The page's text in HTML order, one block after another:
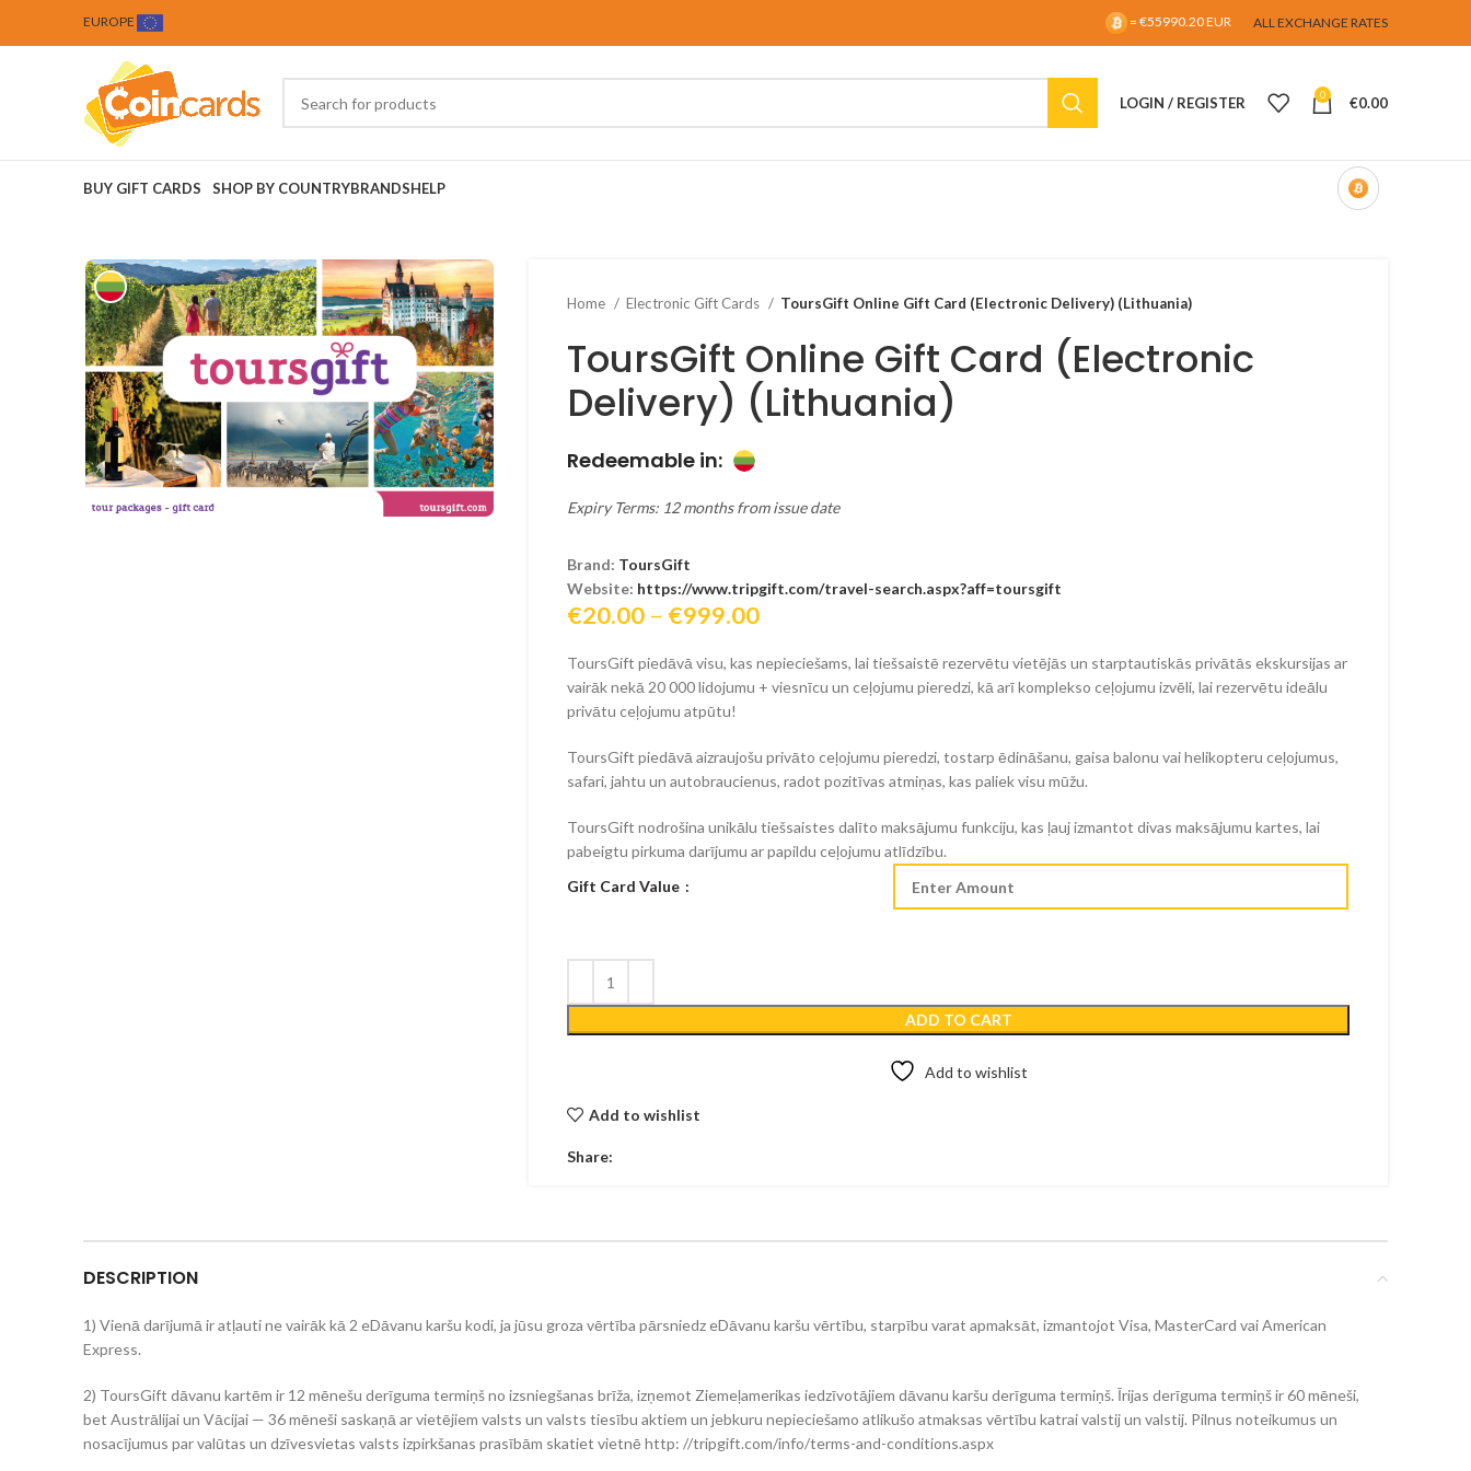
EUROPE = €55990.20 EUR ALL EXCHANGE RATES
LOGIN / REGISTER 0 €0.00
BUY GIFT CARDS SHOP BY COUNTRYBRANDSHELP
Home Electronic Gift Cards ToursGift Online Gift Card (Electronic Delivery) (Lithuania)
ToursGift Online Gift Card (Electronic
Delivery) (Lithuania)
Redeemable in:
Expiry Terms: 12 months from issue date
Brand: ToursGift
Website: https://www.tripgift.com/travel-search.aspx?aff=toursgift
€20.00 – €999.00Price
€20.00
through
ToursGift piedāvā visu, kas nepieciešams, lai tiešsaistē rezervētu vietējās un starptautiskās privātās ekskursijas ar
vairāk nekā 20 000 lidojumu + viesnīcu un ceļojumu pieredzi, kā arī komplekso ceļojumu izvēli, lai rezervētu ideālu
privātu ceļojumu atpūtu!
ToursGift piedāvā aizraujošu privāto ceļojumu pieredzi, tostarp ēdināšanu, gaisa balonu vai helikopteru ceļojumus,
safari, jahtu un autobraucienus, radot pozitīvas atmiņas, kas paliek visu mūžu.
ToursGift nodrošina unikālu tiešsaistes dalīto maksājumu funkciju, kas ļauj izmantot divas maksājumu kartes, lai
pabeigtu pirkuma darījumu ar papildu ceļojumu atlīdzību.
Gift Card Value
ADD TO CART
Add to wishlist
Add to wishlist
Share:
DESCRIPTION
1) Vienā darījumā ir atļauti ne vairāk kā 2 eDāvanu karšu kodi, ja jūsu groza vērtība pārsniedz eDāvanu karšu vērtību, starpību varat apmaksāt, izmantojot Visa, MasterCard vai American
Express.
2) ToursGift dāvanu kartēm ir 12 mēnešu derīguma termiņš no izsniegšanas brīža, izņemot Ziemeļamerikas iedzīvotājiem dāvanu karšu derīguma termiņš. Īrijas derīguma termiņš ir 60 mēneši,
bet Austrālijai un Vācijai — 36 mēneši saskaņā ar vietējiem valsts un valsts tiesību aktiem un jebkuru nepieciešamo atlikušo atmaksas vērtību katrai valstij un valstij. Pilnus noteikumus un
nosacījumus par valūtas un dzīvesvietas valsts izpirkšanas prasībām skatiet vietnē http: //tripgift.com/info/terms-and-conditions.aspx